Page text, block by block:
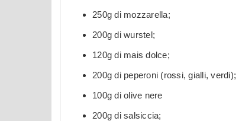
250g di mozzarella;
200g di wurstel;
120g di mais dolce;
200g di peperoni (rossi, gialli, verdi);
100g di olive nere
200g di salsiccia;